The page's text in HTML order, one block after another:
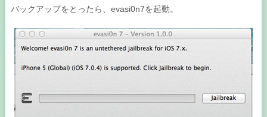
バックアップをとったら、evasi0n7を起動。